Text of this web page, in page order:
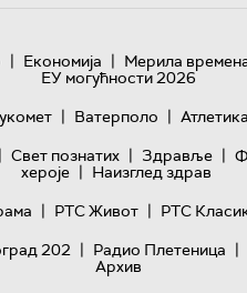
| Економија | Мерила
ЕУ могућности 2026
| Ватерполо | Атлетика
| Свет познатих | Здравље |
хероје | Наизглед здрав
| РТС Живот | РТС
202 | Радио Плетеница |
Архив